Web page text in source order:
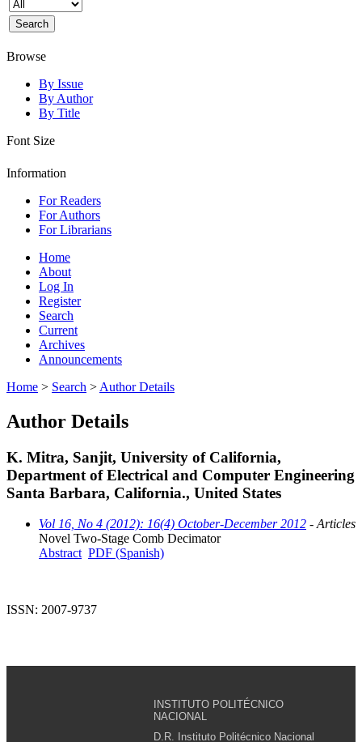
Browse
By Issue
By Author
By Title
Font Size
Information
For Readers
For Authors
For Librarians
Home
About
Log In
Register
Search
Current
Archives
Announcements
Home > Search > Author Details
Author Details
K. Mitra, Sanjit, University of California,
Department of Electrical and Computer Engineering
Santa Barbara, California., United States
Vol 16, No 4 (2012): 16(4) October-December 2012 - Articles
Novel Two-Stage Comb Decimator
Abstract PDF (Spanish)
ISSN: 2007-9737
INSTITUTO POLITÉCNICO
NACIONAL
D.R. Instituto Politécnico Nacional